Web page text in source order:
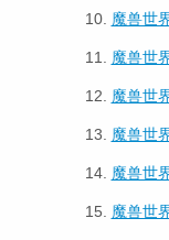
10. 魔兽世
11. 魔兽世
12. 魔兽世
13. 魔兽世
14. 魔兽世
15. 魔兽世